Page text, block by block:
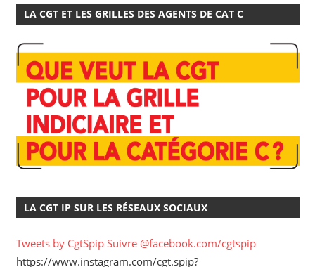
LA CGT ET LES GRILLES DES AGENTS DE CAT C
LA CGT IP SUR LES RÉSEAUX SOCIAUX
Tweets by CgtSpip Suivre @facebook.com/cgtspip
https://www.instagram.com/cgt.spip?